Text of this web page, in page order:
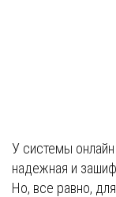
У системы
надежная и
Но, все равно,